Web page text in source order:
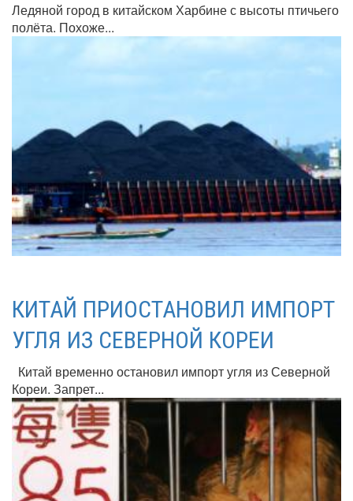
Ледяной город в китайском Харбине с высоты птичьего
полёта. Похоже...
КИТАЙ ПРИОСТАНОВИЛ ИМПОРТ
УГЛЯ ИЗ СЕВЕРНОЙ КОРЕИ
Китай временно остановил импорт угля из Северной
Кореи. Запрет...